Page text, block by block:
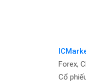
Forex,
Cổ